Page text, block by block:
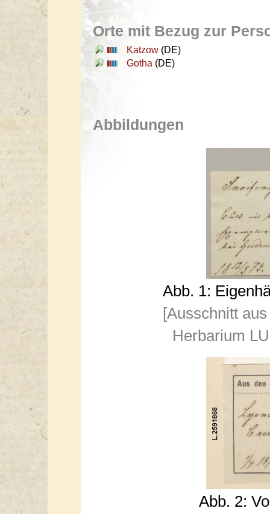
Orte mit Bezug zur
Katzow (DE)
Gotha (DE)
Abbildungen
Abb. 1:
[Ausschnitt
Herbarium
Abb. 2: